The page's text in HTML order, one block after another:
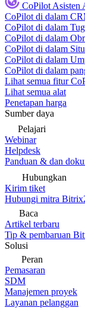
CoPilot Asisten
CoPilot di dalam
CoPilot di dalam
CoPilot di dalam
CoPilot di dalam
CoPilot di dalam
CoPilot di dalam
Lihat semua fitur
Lihat semua alat
Penetapan harga
Sumber daya
Pelajari
Webinar
Helpdesk
Panduan & dan
Hubungkan
Kirim tiket
Hubungi mitra
Baca
Artikel terbaru
Tip & pembaruan
Solusi
Peran
Pemasaran
SDM
Manajemen proyek
Layanan pelanggan